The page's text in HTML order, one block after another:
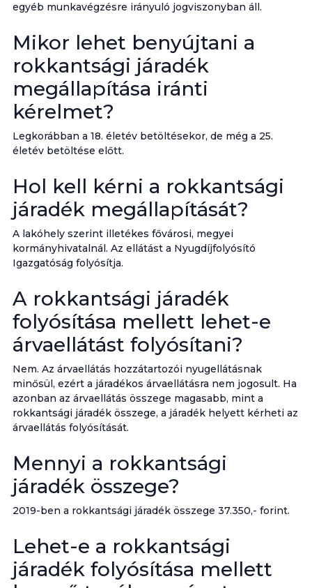
egyéb munkavégzésre irányuló jogviszonyban áll.
Mikor lehet benyújtani a
rokkantsági járadék
megállapítása iránti
kérelmet?
Legkorábban a 18. életév betöltésekor, de még a 25.
életév betöltése előtt.
Hol kell kérni a rokkantsági
járadék megállapítását?
A lakóhely szerint illetékes fővárosi, megyei
kormányhivatalnál. Az ellátást a Nyugdíjfolyósító
Igazgatóság folyósítja.
A rokkantsági járadék
folyósítása mellett lehet-e
árvaellátást folyósítani?
Nem. Az árvaellátás hozzátartozói nyugellátásnak
minősül, ezért a járadékos árvaellátásra nem jogosult. Ha
azonban az árvaellátás összege magasabb, mint a
rokkantsági járadék összege, a járadék helyett kérheti az
árvaellátás folyósítását.
Mennyi a rokkantsági
járadék összege?
2019-ben a rokkantsági járadék összege 37.350,- forint.
Lehet-e a rokkantsági
járadék folyósítása mellett